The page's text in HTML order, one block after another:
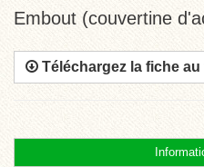
Embout (couvertine
Téléchargez la fiche